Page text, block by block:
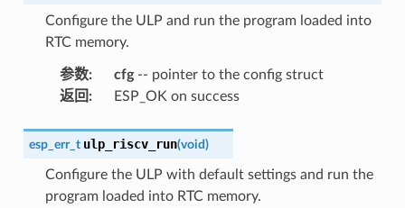
Configure the ULP and run the program loaded into
RTC memory.
参数: cfg-- pointer to the config struct
返回 : ESP_OK on success
esp_err_t ulp_riscv_run(void)
Configure the ULP with default settings and run the
program loaded into RTC memory.